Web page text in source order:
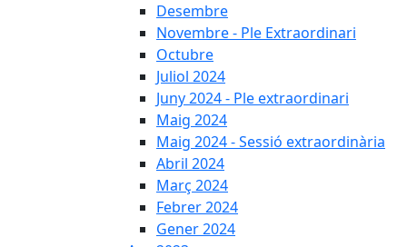
Desembre
Novembre - Ple Extraordinari
Octubre
Juliol 2024
Juny 2024 - Ple extraordinari
Maig 2024
Maig 2024 - Sessió extraordinària
Abril 2024
Març 2024
Febrer 2024
Gener 2024